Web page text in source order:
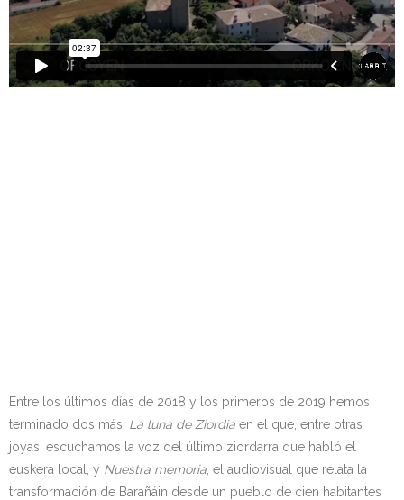
Entre los últimos días de 2018 y los primeros de 2019 hemos
terminado dos más: La luna de Ziordia en el que, entre otras
joyas, escuchamos la voz del último ziordarra que habló el
euskera local, y Nuestra memoria , el audiovisual que relata la
transformación de Barañáin desde un pueblo de cien habitantes